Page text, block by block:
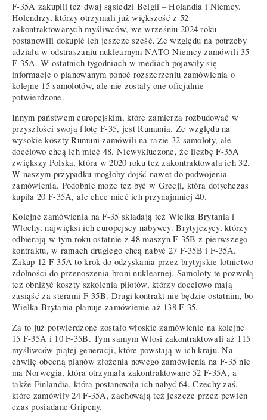
F-35A zakupili też dwaj sąsiedzi Belgii – Holandia i Niemcy.
Holendrzy, którzy otrzymali już większość z 52
zakontraktowanych myśliwców, we wrześniu 2024 roku
postanowili dokupić ich jeszcze sześć. Ze względu na potrzeby
udziału w odstraszaniu nuklearnym NATO Niemcy zamówili 35
F-35A. W ostatnich tygodniach w mediach pojawiły się
informacje o planowanym ponoć rozszerzeniu zamówienia o
kolejne 15 samolotów, ale nie zostały one oficjalnie
potwierdzone.
Innym państwem europejskim, które zamierza rozbudować w
przyszłości swoją flotę F-35, jest Rumunia. Ze względu na
wysokie koszty Rumuni zamówili na razie 32 samoloty, ale
docelowo chcą ich mieć 48. Niewykluczone, że liczbę F-35A
zwiększy Polska, która w 2020 roku też zakontraktowała ich 32.
W naszym przypadku mogłoby dojść nawet do podwojenia
zamówienia. Podobnie może też być w Grecji, która dotychczas
kupiła 20 F-35A, ale chce mieć ich przynajmniej 40.
Kolejne zamówienia na F-35 składają też Wielka Brytania i
Włochy, najwięksi ich europejscy nabywcy. Brytyjczycy, którzy
odbierają w tym roku ostatnie z 48 maszyn F-35B z pierwszego
kontraktu, w ramach drugiego chcą nabyć 27 F-35B i F-35A.
Zakup 12 F-35A to krok do odzyskania przez brytyjskie lotnictwo
zdolności do przenoszenia broni nuklearnej. Samoloty te pozwolą
też obniżyć koszty szkolenia pilotów, którzy docelowo mają
zasiąść za sterami F-35B. Drugi kontrakt nie będzie ostatnim, bo
Wielka Brytania planuje zamówienie aż 138 F-35.
Za to już potwierdzone zostało włoskie zamówienie na kolejne
15 F-35A i 10 F-35B. Tym samym Włosi zakontraktowali aż 115
myśliwców piątej generacji, które powstają w ich kraju. Na
chwilę obecną planów złożenia nowego zamówienia na F-35 nie
ma Norwegia, która otrzymała zakontraktowane 52 F-35A, a
także Finlandia, która postanowiła ich nabyć 64. Czechy zaś,
które zamówiły 24 F-35A, zachowają też jeszcze przez pewien
czas posiadane Gripeny.